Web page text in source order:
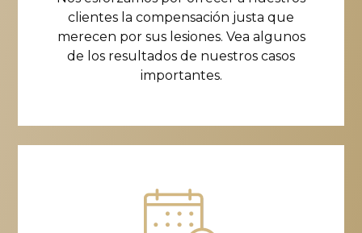
clientes la compensación justa que
merecen por sus lesiones. Vea algunos
de los resultados de nuestros casos
importantes.